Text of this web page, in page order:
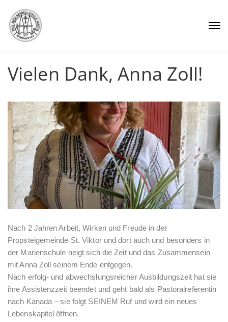
Vielen Dank, Anna Zoll!
Nach 2 Jahren Arbeit, Wirken und Freude in der
Propsteigemeinde St. Viktor und dort auch und besonders in
der Marienschule neigt sich die Zeit und das Zusammensein
mit Anna Zoll seinem Ende entgegen.
Nach erfolg- und abwechslungsreicher Ausbildungszeit hat sie
ihre Assistenzzeit beendet und geht bald als Pastoralreferentin
nach Kanada – sie folgt SEINEM Ruf und wird ein neues
Lebenskapitel öffnen.